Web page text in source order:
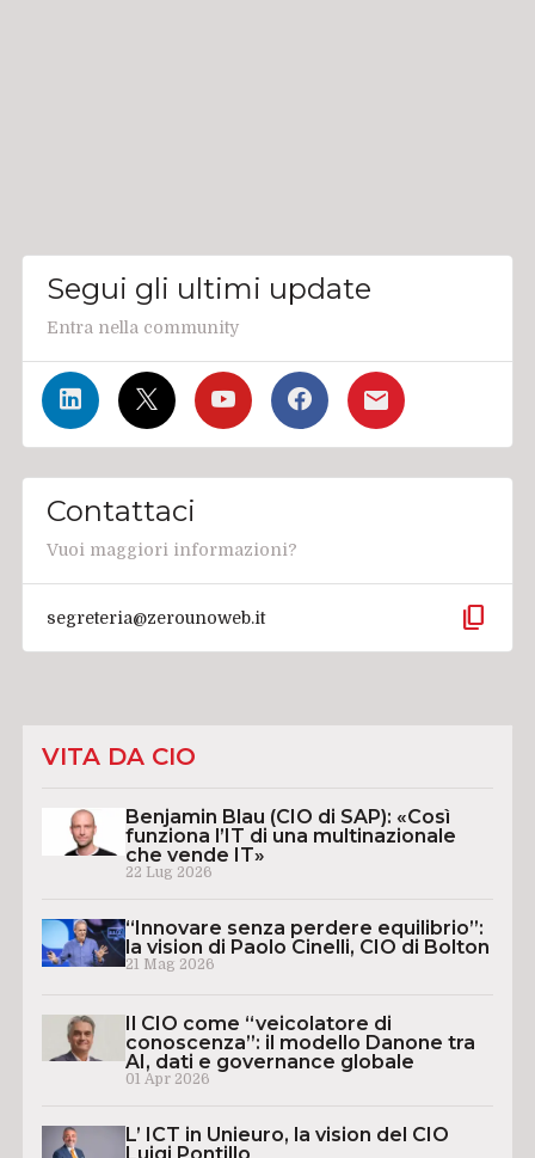
Segui gli ultimi update
Entra nella community
Contattaci
Vuoi maggiori informazioni?
segreteria@zerounoweb.it content_copy
VITA DA CIO
Benjamin Blau (CIO di SAP): «Così
funziona l’IT di una multinazionale
che vende IT»
22 Lug 2026
“Innovare senza perdere equilibrio”:
la vision di Paolo Cinelli, CIO di Bolton
21 Mag 2026
Il CIO come “veicolatore di
conoscenza”: il modello Danone tra
AI, dati e governance globale
01 Apr 2026
L’ ICT in Unieuro, la vision del CIO